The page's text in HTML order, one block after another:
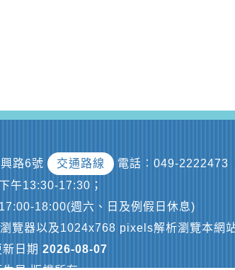
路6號 交通路線 電話︰049-2222473
午13:30-17:30；
18:00(週六、日及例假日休息)
覽器以及1024x768 pixels解析瀏覽本網
新日期 2026-08-07